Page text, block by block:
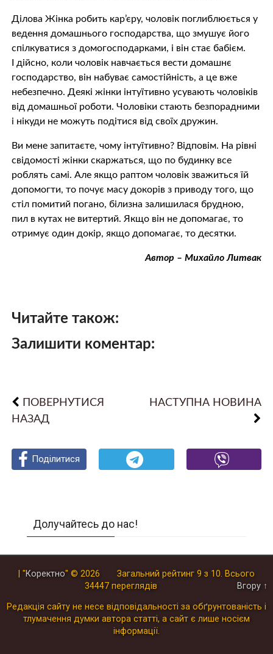
Ділова Жінка робить кар’єру, чоловік поглиблюється y
ведення домашнього господарства, що змушує його
спілкуватися з домогосподарками, і він стає бабієм.
І дійсно, коли чоловік навчається вести домашнє
господарство, він набуває самостійність, а це вже
небезпечно. Деякі жінки інтуїтивно усувають чоловіків
від домашньої роботи. Чоловіки стають безпорадними
і нікуди не можуть подітися від своїх дружин.
Ви мене запитаєте, чому інтуїтивно? Відповім. На рівні
свідомості жінки скаржаться, що по будинку все
роблять самі. Але якщо раптом чоловік зважиться їй
допомогти, то почує масу докорів з приводу того, що
стіл помитий погано, білизна залишилася брудною,
пил в кутах не витертий. Якщо він не допомагає, то
отримує один докір, якщо допомагає, то десятки.
Автор – Михайло Литвак
Читайте також:
Залишити коментар:
ПОВЕРНУТИСЯ
НАЗАД
НАСТУПНА НОВИНА
Поділитися
Поділитися
Поділитися
Долучайтесь до нас!
| "Коректно" © 2026 Загальний рейтинг 9 з 10. Всього
34447 переглядів Вгору ↑
Редакція сайту не несе відповідальності за обґрунтованість і
тлумачення думки автора статті, а сайт є лише носієм
інформації.